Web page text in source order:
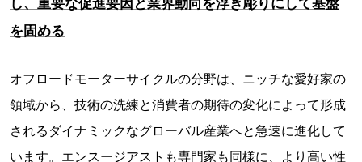
し、重要な促進要因と業界動向を浮き彫りにして基盤
を固める
オフロードモーターサイクルの分野は、ニッチな愛好家の
領域から、技術の洗練と消費者の期待の変化によって形成
されるダイナミックなグローバル産業へと急速に進化して
います。エンスージアストも専門家も同様に、より高い性